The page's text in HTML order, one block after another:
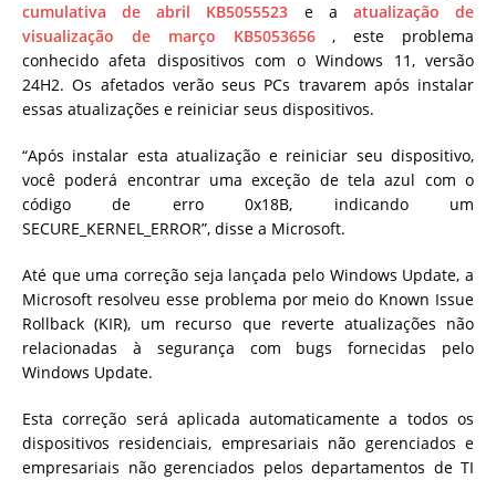
cumulativa de abril KB5055523 e a atualização de
visualização de março KB5053656, este problema
conhecido afeta dispositivos com o Windows 11, versão
24H2. Os afetados verão seus PCs travarem após instalar
essas atualizações e reiniciar seus dispositivos.
“Após instalar esta atualização e reiniciar seu dispositivo,
você poderá encontrar uma exceção de tela azul com o
código de erro 0x18B, indicando um
SECURE_KERNEL_ERROR”, disse a Microsoft.
Até que uma correção seja lançada pelo Windows Update, a
Microsoft resolveu esse problema por meio do Known Issue
Rollback (KIR), um recurso que reverte atualizações não
relacionadas à segurança com bugs fornecidas pelo
Windows Update.
Esta correção será aplicada automaticamente a todos os
dispositivos residenciais, empresariais não gerenciados e
empresariais não gerenciados pelos departamentos de TI